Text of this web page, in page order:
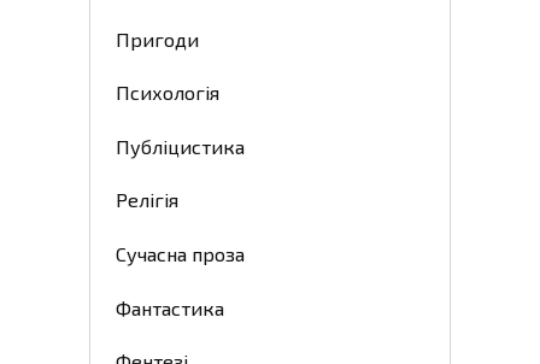
Пригоди
Психологія
Публіцистика
Релігія
Сучасна проза
Фантастика